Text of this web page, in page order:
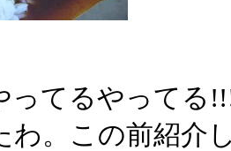
てるやってる
わ。この前紹介